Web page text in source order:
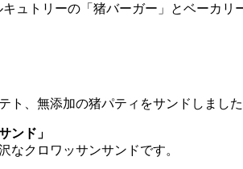
ュトリーの「猪バーガー」とベーカ
、無添加の猪パティをサンドしました
ンド」
なクロワッサンサンドです。